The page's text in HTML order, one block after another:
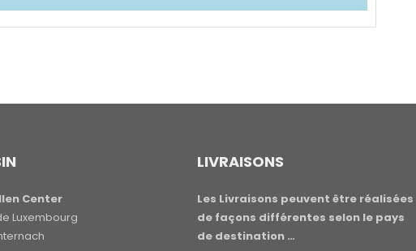
Center
Luxembourg
LIVRAISONS
Les Livraisons peuvent être réalisées
de façons différentes selon le pays
de destination …